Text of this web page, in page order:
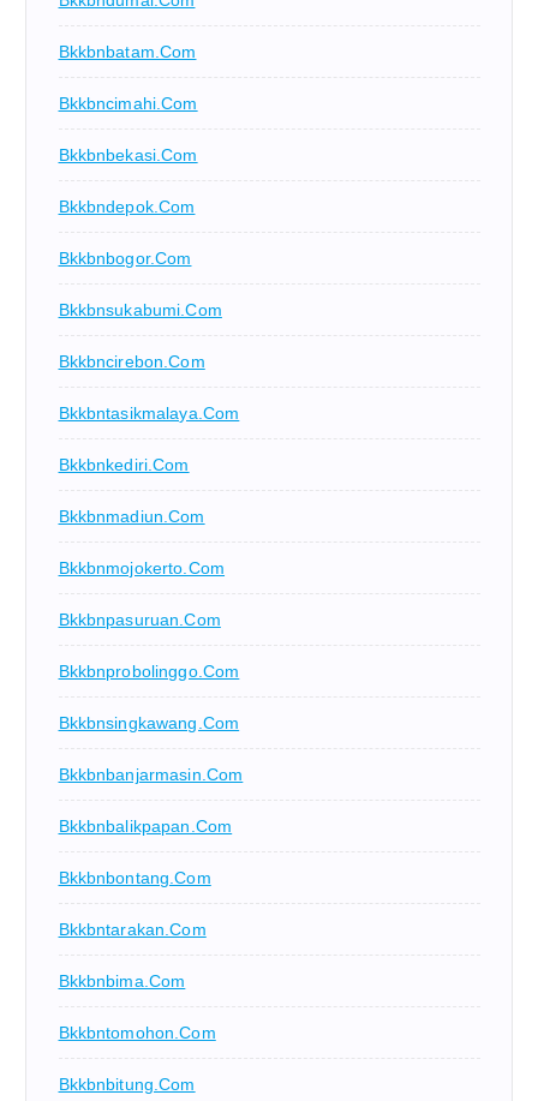
Bkkbnbatam.com
Bkkbncimahi.com
Bkkbnbekasi.com
Bkkbndepok.com
Bkkbnbogor.com
Bkkbnsukabumi.com
Bkkbncirebon.com
Bkkbntasikmalaya.com
Bkkbnkediri.com
Bkkbnmadiun.com
Bkkbnmojokerto.com
Bkkbnpasuruan.com
Bkkbnprobolinggo.com
Bkkbnsingkawang.com
Bkkbnbanjarmasin.com
Bkkbnbalikpapan.com
Bkkbnbontang.com
Bkkbntarakan.com
Bkkbnbima.com
Bkkbntomohon.com
Bkkbnbitung.com